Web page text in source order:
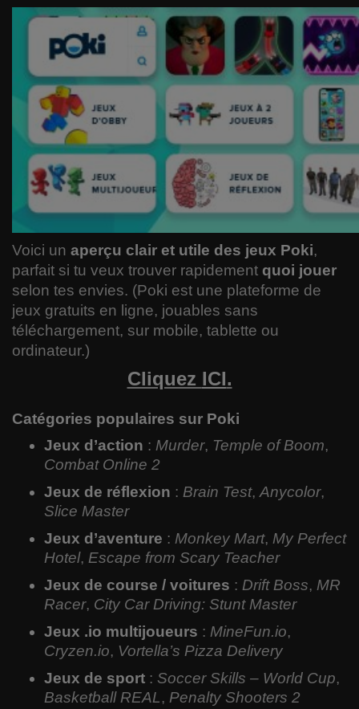
Voici un aperçu clair et utile des jeux Poki,
parfait si tu veux trouver rapidement quoi jouer
selon tes envies. (Poki est une plateforme de
jeux gratuits en ligne, jouables sans
téléchargement, sur mobile, tablette ou
ordinateur.)
Cliquez ICI.
Catégories populaires sur Poki
Jeux d’action : Murder, Temple of Boom,
Combat Online 2
Jeux de réflexion : Brain Test, Anycolor,
Slice Master
Jeux d’aventure : Monkey Mart, My Perfect
Hotel, Escape from Scary Teacher
Jeux de course / voitures : Drift Boss, MR
Racer, City Car Driving: Stunt Master
Jeux .io multijoueurs : MineFun.io,
Cryzen.io, Vortella’s Pizza Delivery
Jeux de sport : Soccer Skills – World Cup,
Basketball REAL, Penalty Shooters 2